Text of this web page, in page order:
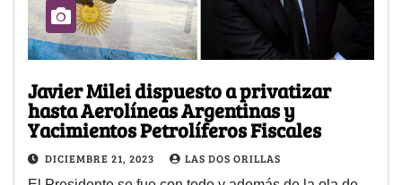
Javier Milei dispuesto a privatizar
hasta Aerolíneas Argentinas y
Yacimientos Petrolíferos Fiscales
DICIEMBRE 21, 2023 LAS DOS ORILLAS